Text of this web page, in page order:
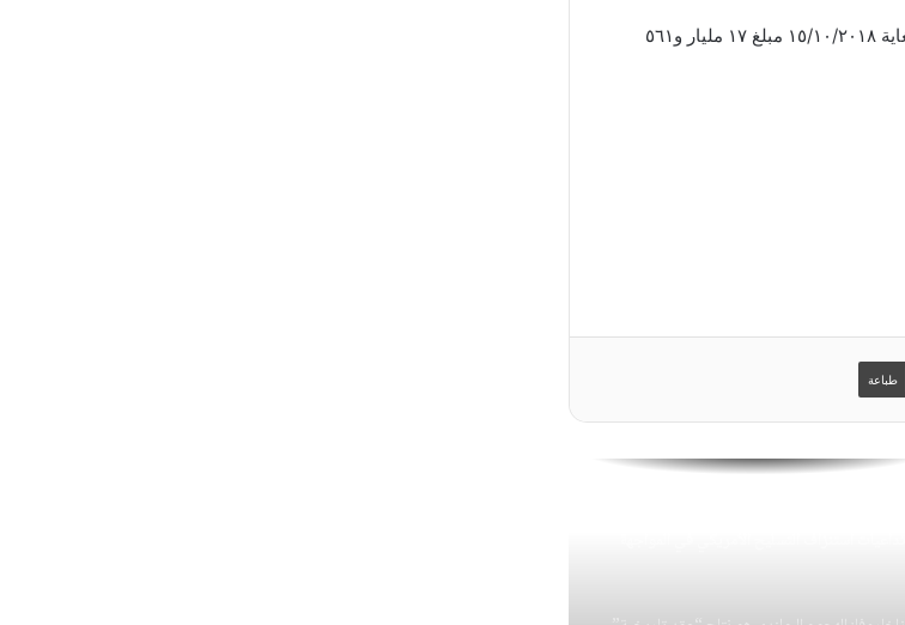
بلغت المؤشرات الإنتاجية للشركة العامة لمرفأ اللاذقية من تاريخ ١/١/٢٠١٨ ولغاية ١٥/١٠/٢٠١٨ مبلغ ١٧ مليار و٥٦١
طباعة
الصحيح ولكن